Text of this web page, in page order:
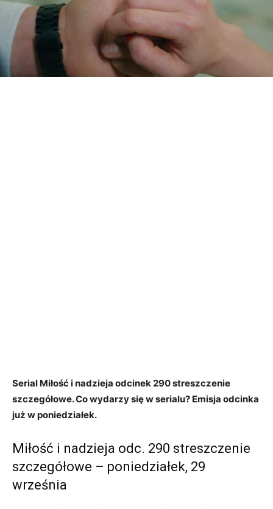
Serial Miłość i nadzieja odcinek 290 streszczenie
szczegółowe. Co wydarzy się w serialu? Emisja odcinka
już w poniedziałek.
Miłość i nadzieja odc. 290 streszczenie
szczegółowe – poniedziałek, 29
września